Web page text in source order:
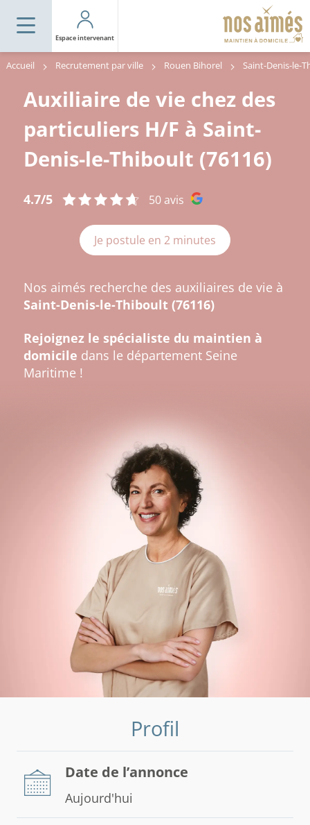
Espace intervenant
Accueil Recrutement par ville Rouen Bihorel
Auxiliaire de vie chez des
particuliers H/F à Saint-
Denis-le-Thiboult (76116)
4.7/5 50 avis
Je postule en 2 minutes
Nos aimés recherche des auxiliaires de vie à
Saint-Denis-le-Thiboult (76116)
Rejoignez le spécialiste du maintien à
domicile dans le département Seine
Maritime !
Profil
Date de l’annonce
Aujourd'hui